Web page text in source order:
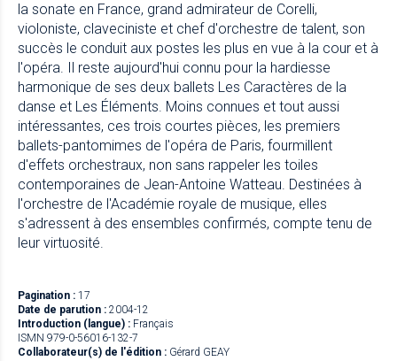
la sonate en France, grand admirateur de Corelli,
violoniste, claveciniste et chef d'orchestre de talent, son
succès le conduit aux postes les plus en vue à la cour et à
l'opéra. Il reste aujourd'hui connu pour la hardiesse
harmonique de ses deux ballets Les Caractères de la
danse et Les Éléments. Moins connues et tout aussi
intéressantes, ces trois courtes pièces, les premiers
ballets-pantomimes de l'opéra de Paris, fourmillent
d'effets orchestraux, non sans rappeler les toiles
contemporaines de Jean-Antoine Watteau. Destinées à
l'orchestre de l'Académie royale de musique, elles
s'adressent à des ensembles confirmés, compte tenu de
leur virtuosité.
Pagination : 17
Date de parution : 2004-12
Introduction (langue) : Français
ISMN 979-0-56016-132-7
Collaborateur(s) de l'édition : Gérard GEAY